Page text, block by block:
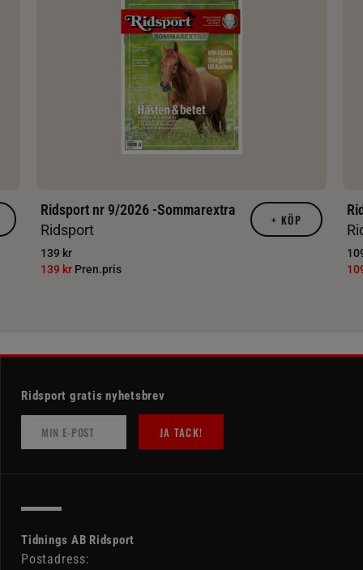
Ridsport nr 9/2026 -Sommarextra
Ridsport
139 kr
139 kr Pren.pris
+ KÖP
Ridsport gratis nyhetsbrev
JA TACK!
Tidnings AB Ridsport
Postadress: